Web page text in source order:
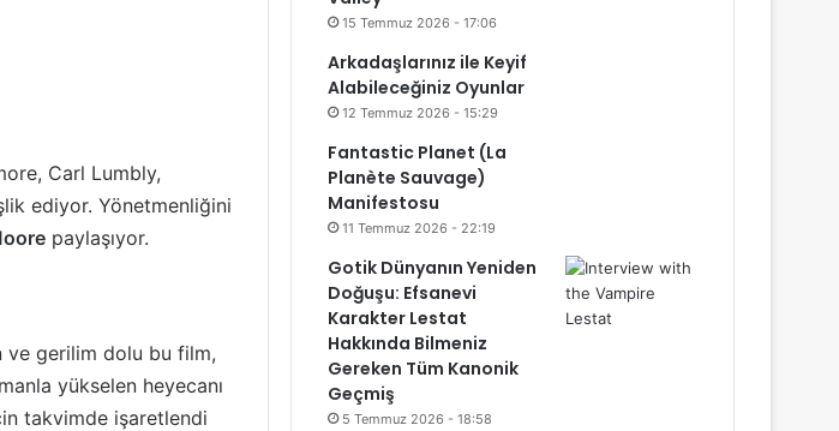
Carl Lumbly,
ediyor. Yönetmenliğini
paylaşıyor.
ve gerilim dolu bu film,
yükselen heyecanı
takvimde işaretlendi
15 Temmuz 2026 - 17:06
Arkadaşlarınız ile Keyif
Alabileceğiniz Oyunlar
12 Temmuz 2026 - 15:29
Fantastic Planet (La
Planète Sauvage)
Manifestosu
11 Temmuz 2026 - 22:19
Gotik Dünyanın Yeniden
Doğuşu: Efsanevi
Karakter Lestat
Hakkında Bilmeniz
Gereken Tüm Kanonik
Geçmiş
5 Temmuz 2026 - 18:58